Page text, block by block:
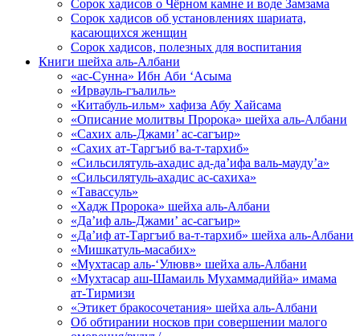
Сорок хадисов о Чёрном камне и воде Замзама
Сорок хадисов об установлениях шариата,
касающихся женщин
Сорок хадисов, полезных для воспитания
Книги шейха аль-Албани
«ас-Сунна» Ибн Аби ‘Асыма
«Ирвауль-гъалиль»
«Китабуль-ильм» хафиза Абу Хайсама
«Описание молитвы Пророка» шейха аль-Албани
«Сахих аль-Джами’ ас-сагъир»
«Сахих ат-Таргъиб ва-т-тархиб»
«Сильсилятуль-ахадис ад-да’ифа валь-мауду’а»
«Сильсилятуль-ахадис ас-сахиха»
«Тавассуль»
«Хадж Пророка» шейха аль-Албани
«Да’иф аль-Джами’ ас-сагъир»
«Да’иф ат-Таргъиб ва-т-тархиб» шейха аль-Албани
«Мишкатуль-масабих»
«Мухтасар аль-‘Улювв» шейха аль-Албани
«Мухтасар аш-Шамаиль Мухаммадиййа» имама
ат-Тирмизи
«Этикет бракосочетания» шейха аль-Албани
Об обтирании носков при совершении малого